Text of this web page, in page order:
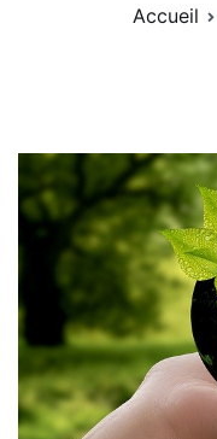
Accueil